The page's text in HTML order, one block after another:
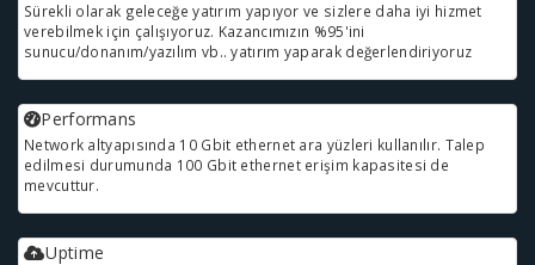
Sürekli olarak geleceğe yatırım yapıyor ve sizlere daha iyi hizmet
verebilmek için çalışıyoruz. Kazancımızın %95'ini
sunucu/donanım/yazılım vb.. yatırım yaparak değerlendiriyoruz
Performans
Network altyapısında 10 Gbit ethernet ara yüzleri kullanılır. Talep
edilmesi durumunda 100 Gbit ethernet erişim kapasitesi de
mevcuttur.
Uptime